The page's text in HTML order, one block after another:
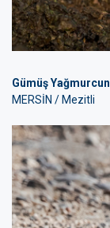
Gümüş Yağmurcun
MERSİN / Mezitli